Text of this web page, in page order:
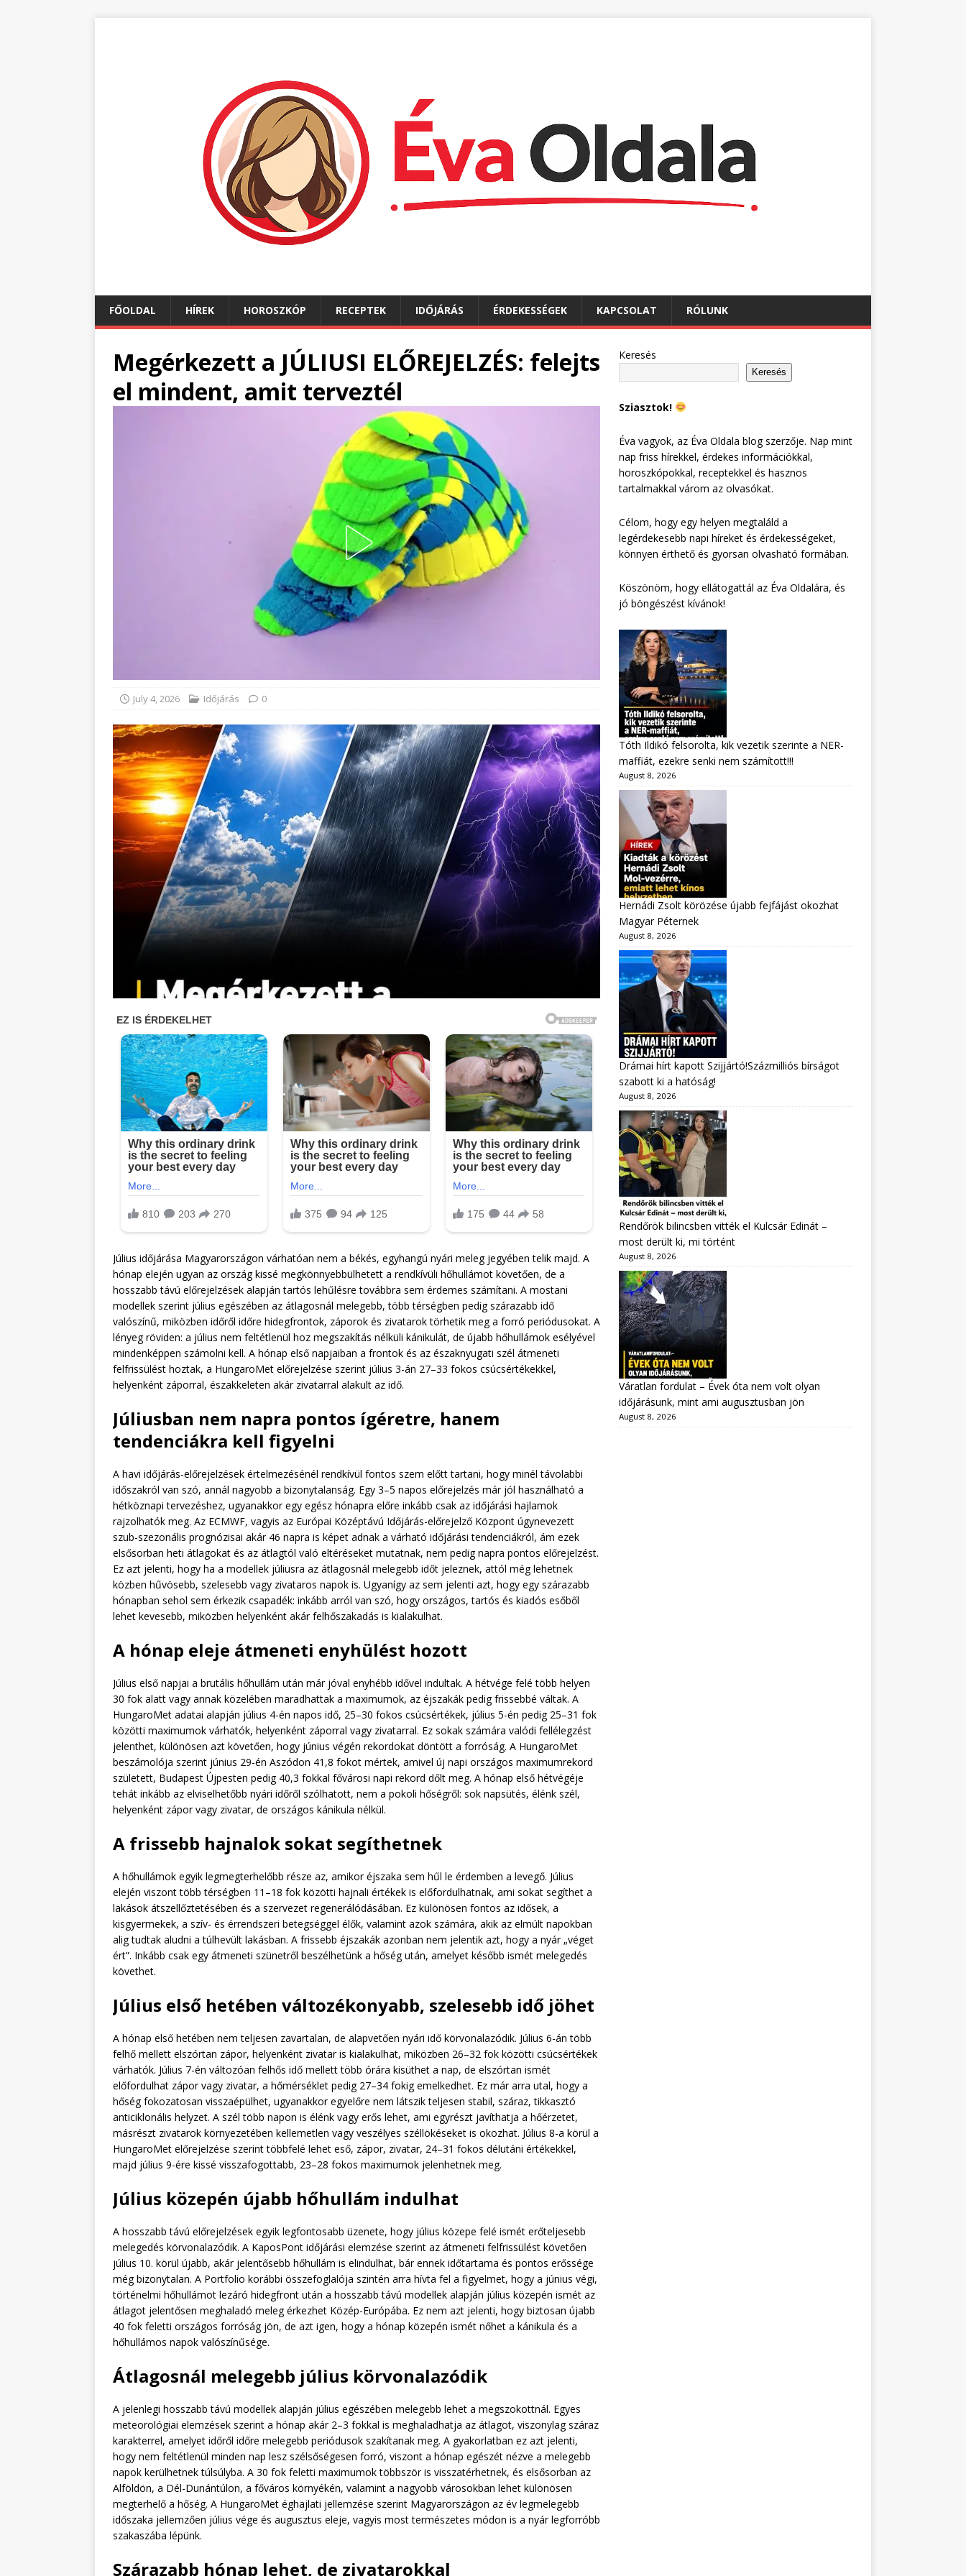
FŐOLDAL HÍREK HOROSZKÓP RECEPTEK IDŐJÁRÁS ÉRDEKESSÉGEK KAPCSOLAT RÓLUNK
Megérkezett a JÚLIUSI ELŐREJELZÉS: felejts
el mindent, amit terveztél
July 4, 2026 Időjárás 0
Július időjárása Magyarországon várhatóan nem a békés, egyhangú nyári meleg jegyében telik majd. A
hónap elején ugyan az ország kissé megkönnyebbülhetett a rendkívüli hőhullámot követően, de a
hosszabb távú előrejelzések alapján tartós lehűlésre továbbra sem érdemes számítani. A mostani
modellek szerint július egészében az átlagosnál melegebb, több térségben pedig szárazabb idő
valószínű, miközben időről időre hidegfrontok, záporok és zivatarok törhetik meg a forró periódusokat. A
lényeg röviden: a július nem feltétlenül hoz megszakítás nélküli kánikulát, de újabb hőhullámok esélyével
mindenképpen számolni kell. A hónap első napjaiban a frontok és az északnyugati szél átmeneti
felfrissülést hoztak, a HungaroMet előrejelzése szerint július 3-án 27–33 fokos csúcsértékekkel,
helyenként záporral, északkeleten akár zivatarral alakult az idő.
Júliusban nem napra pontos ígéretre, hanem
tendenciákra kell figyelni
A havi időjárás-előrejelzések értelmezésénél rendkívül fontos szem előtt tartani, hogy minél távolabbi
időszakról van szó, annál nagyobb a bizonytalanság. Egy 3–5 napos előrejelzés már jól használható a
hétköznapi tervezéshez, ugyanakkor egy egész hónapra előre inkább csak az időjárási hajlamok
rajzolhatók meg. Az ECMWF, vagyis az Európai Középtávú Időjárás-előrejelző Központ úgynevezett
szub-szezonális prognózisai akár 46 napra is képet adnak a várható időjárási tendenciákról, ám ezek
elsősorban heti átlagokat és az átlagtól való eltéréseket mutatnak, nem pedig napra pontos előrejelzést.
Ez azt jelenti, hogy ha a modellek júliusra az átlagosnál melegebb időt jeleznek, attól még lehetnek
közben hűvösebb, szelesebb vagy zivataros napok is. Ugyanígy az sem jelenti azt, hogy egy szárazabb
hónapban sehol sem érkezik csapadék: inkább arról van szó, hogy országos, tartós és kiadós esőből
lehet kevesebb, miközben helyenként akár felhőszakadás is kialakulhat.
A hónap eleje átmeneti enyhülést hozott
Július első napjai a brutális hőhullám után már jóval enyhébb idővel indultak. A hétvége felé több helyen
30 fok alatt vagy annak közelében maradhattak a maximumok, az éjszakák pedig frissebbé váltak. A
HungaroMet adatai alapján július 4-én napos idő, 25–30 fokos csúcsértékek, július 5-én pedig 25–31 fok
közötti maximumok várhatók, helyenként záporral vagy zivatarral. Ez sokak számára valódi fellélegzést
jelenthet, különösen azt követően, hogy június végén rekordokat döntött a forróság. A HungaroMet
beszámolója szerint június 29-én Aszódon 41,8 fokot mértek, amivel új napi országos maximumrekord
született, Budapest Újpesten pedig 40,3 fokkal fővárosi napi rekord dőlt meg. A hónap első hétvégéje
tehát inkább az elviselhetőbb nyári időről szólhatott, nem a pokoli hőségről: sok napsütés, élénk szél,
helyenként zápor vagy zivatar, de országos kánikula nélkül.
A frissebb hajnalok sokat segíthetnek
A hőhullámok egyik legmegterhelőbb része az, amikor éjszaka sem hűl le érdemben a levegő. Július
elején viszont több térségben 11–18 fok közötti hajnali értékek is előfordulhatnak, ami sokat segíthet a
lakások átszellőztetésében és a szervezet regenerálódásában. Ez különösen fontos az idősek, a
kisgyermekek, a szív- és érrendszeri betegséggel élők, valamint azok számára, akik az elmúlt napokban
alig tudtak aludni a túlhevült lakásban. A frissebb éjszakák azonban nem jelentik azt, hogy a nyár „véget
ért”. Inkább csak egy átmeneti szünetről beszélhetünk a hőség után, amelyet később ismét melegedés
követhet.
Július első hetében változékonyabb, szelesebb idő jöhet
A hónap első hetében nem teljesen zavartalan, de alapvetően nyári idő körvonalazódik. Július 6-án több
felhő mellett elszórtan zápor, helyenként zivatar is kialakulhat, miközben 26–32 fok közötti csúcsértékek
várhatók. Július 7-én változóan felhős idő mellett több órára kisüthet a nap, de elszórtan ismét
előfordulhat zápor vagy zivatar, a hőmérséklet pedig 27–34 fokig emelkedhet. Ez már arra utal, hogy a
hőség fokozatosan visszaépülhet, ugyanakkor egyelőre nem látszik teljesen stabil, száraz, tikkasztó
anticiklonális helyzet. A szél több napon is élénk vagy erős lehet, ami egyrészt javíthatja a hőérzetet,
másrészt zivatarok környezetében kellemetlen vagy veszélyes széllökéseket is okozhat. Július 8-a körül a
HungaroMet előrejelzése szerint többfelé lehet eső, zápor, zivatar, 24–31 fokos délutáni értékekkel,
majd július 9-ére kissé visszafogottabb, 23–28 fokos maximumok jelenhetnek meg.
Július közepén újabb hőhullám indulhat
A hosszabb távú előrejelzések egyik legfontosabb üzenete, hogy július közepe felé ismét erőteljesebb
melegedés körvonalazódik. A KaposPont időjárási elemzése szerint az átmeneti felfrissülést követően
július 10. körül újabb, akár jelentősebb hőhullám is elindulhat, bár ennek időtartama és pontos erőssége
még bizonytalan. A Portfolio korábbi összefoglalója szintén arra hívta fel a figyelmet, hogy a június végi,
történelmi hőhullámot lezáró hidegfront után a hosszabb távú modellek alapján július közepén ismét az
átlagot jelentősen meghaladó meleg érkezhet Közép-Európába. Ez nem azt jelenti, hogy biztosan újabb
40 fok feletti országos forróság jön, de azt igen, hogy a hónap közepén ismét nőhet a kánikula és a
hőhullámos napok valószínűsége.
Átlagosnál melegebb július körvonalazódik
A jelenlegi hosszabb távú modellek alapján július egészében melegebb lehet a megszokottnál. Egyes
meteorológiai elemzések szerint a hónap akár 2–3 fokkal is meghaladhatja az átlagot, viszonylag száraz
karakterrel, amelyet időről időre melegebb periódusok szakítanak meg. A gyakorlatban ez azt jelenti,
hogy nem feltétlenül minden nap lesz szélsőségesen forró, viszont a hónap egészét nézve a melegebb
napok kerülhetnek túlsúlyba. A 30 fok feletti maximumok többször is visszatérhetnek, és elsősorban az
Alföldön, a Dél-Dunántúlon, a főváros környékén, valamint a nagyobb városokban lehet különösen
megterhelő a hőség. A HungaroMet éghajlati jellemzése szerint Magyarországon az év legmelegebb
időszaka jellemzően július vége és augusztus eleje, vagyis most természetes módon is a nyár legforróbb
szakaszába lépünk.
Szárazabb hónap lehet, de zivatarokkal
Keresés
Keresés
Sziasztok!
Éva vagyok, az Éva Oldala blog szerzője. Nap mint
nap friss hírekkel, érdekes információkkal,
horoszkópokkal, receptekkel és hasznos
tartalmakkal várom az olvasókat.
Célom, hogy egy helyen megtaláld a
legérdekesebb napi híreket és érdekességeket,
könnyen érthető és gyorsan olvasható formában.
Köszönöm, hogy ellátogattál az Éva Oldalára, és
jó böngészést kívánok!
Tóth Ildikó felsorolta, kik vezetik szerinte a NER-
maffiát, ezekre senki nem számított!!!
August 8, 2026
Hernádi Zsolt körözése újabb fejfájást okozhat
Magyar Péternek
August 8, 2026
Drámai hírt kapott Szijjártó!Százmilliós bírságot
szabott ki a hatóság!
August 8, 2026
Rendőrök bilincsben vitték el Kulcsár Edinát –
most derült ki, mi történt
August 8, 2026
Váratlan fordulat – Évek óta nem volt olyan
időjárásunk, mint ami augusztusban jön
August 8, 2026